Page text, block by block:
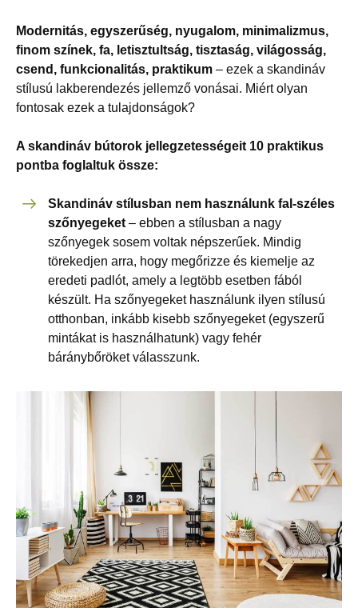
Modernitás, egyszerűség, nyugalom, minimalizmus,
finom színek, fa, letisztultság, tisztaság, világosság,
csend, funkcionalitás, praktikum – ezek a skandináv
stílusú lakberendezés jellemző vonásai. Miért olyan
fontosak ezek a tulajdonságok?
A skandináv bútorok jellegzetességeit 10 praktikus
pontba foglaltuk össze:
Skandináv stílusban nem használunk fal-széles
szőnyegeket – ebben a stílusban a nagy
szőnyegek sosem voltak népszerűek. Mindig
törekedjen arra, hogy megőrizze és kiemelje az
eredeti padlót, amely a legtöbb esetben fából
készült. Ha szőnyegeket használunk ilyen stílusú
otthonban, inkább kisebb szőnyegeket (egyszerű
mintákat is használhatunk) vagy fehér
báránybőröket válasszunk.